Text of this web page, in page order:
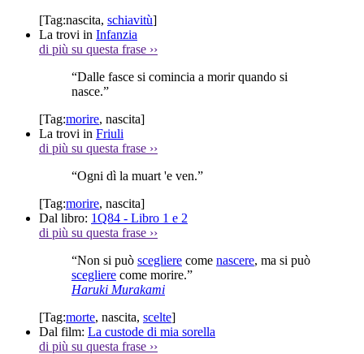
[Tag:nascita, schiavitù]
La trovi in Infanzia
di più su questa frase ››
“Dalle fasce si comincia a morir quando si
nasce.”
[Tag:morire, nascita]
La trovi in Friuli
di più su questa frase ››
“Ogni dì la muart 'e ven.”
[Tag:morire, nascita]
Dal libro: 1Q84 - Libro 1 e 2
di più su questa frase ››
“Non si può scegliere come nascere, ma si può
scegliere come morire.”
Haruki Murakami
[Tag:morte, nascita, scelte]
Dal film: La custode di mia sorella
di più su questa frase ››